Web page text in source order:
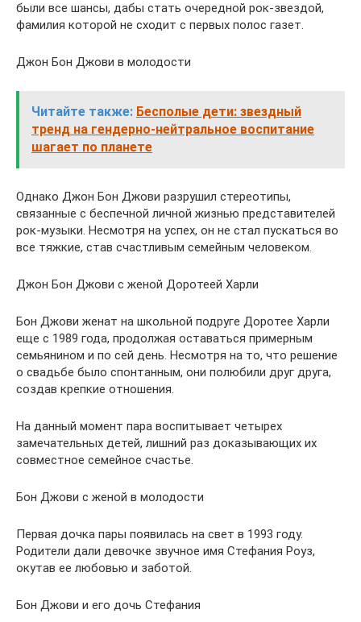
были все шансы, дабы стать очередной рок-звездой,
фамилия которой не сходит с первых полос газет.
Джон Бон Джови в молодости
Читайте также: Бесполые дети: звездный
тренд на гендерно-нейтральное воспитание
шагает по планете
Однако Джон Бон Джови разрушил стереотипы,
связанные с беспечной личной жизнью представителей
рок-музыки. Несмотря на успех, он не стал пускаться во
все тяжкие, став счастливым семейным человеком.
Джон Бон Джови с женой Доротеей Харли
Бон Джови женат на школьной подруге Доротее Харли
еще с 1989 года, продолжая оставаться примерным
семьянином и по сей день. Несмотря на то, что решение
о свадьбе было спонтанным, они полюбили друг друга,
создав крепкие отношения.
На данный момент пара воспитывает четырех
замечательных детей, лишний раз доказывающих их
совместное семейное счастье.
Бон Джови с женой в молодости
Первая дочка пары появилась на свет в 1993 году.
Родители дали девочке звучное имя Стефания Роуз,
окутав ее любовью и заботой.
Бон Джови и его дочь Стефания